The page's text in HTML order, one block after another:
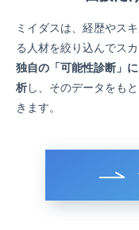
ミイダスは、経歴やス
る人材を絞り込んでス
独自の「可能性診断」
析し、そのデータをも
きます。